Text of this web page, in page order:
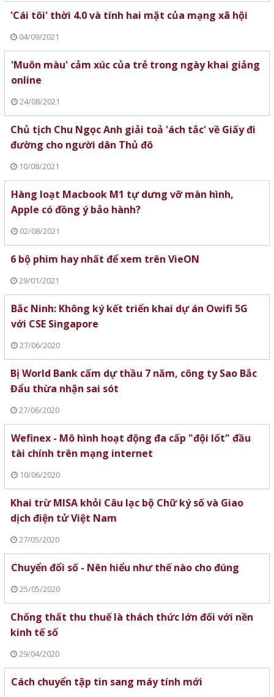
'Cái tôi' thời 4.0 và tính hai mặt của mạng xã hội
04/09/2021
'Muôn màu' cảm xúc của trẻ trong ngày khai giảng
online
24/08/2021
Chủ tịch Chu Ngọc Anh giải toả 'ách tắc' về Giấy đi
đường cho người dân Thủ đô
10/08/2021
Hàng loạt Macbook M1 tự dưng vỡ màn hình,
Apple có đồng ý bảo hành?
02/08/2021
6 bộ phim hay nhất để xem trên VieON
29/01/2021
Bắc Ninh: Không ký kết triển khai dự án Owifi 5G
với CSE Singapore
27/06/2020
Bị World Bank cấm dự thầu 7 năm, công ty Sao Bắc
Đẩu thừa nhận sai sót
27/06/2020
Wefinex - Mô hình hoạt động đa cấp "đội lốt" đầu
tài chính trên mạng internet
10/06/2020
Khai trừ MISA khỏi Câu lạc bộ Chữ ký số và Giao
dịch điện tử Việt Nam
27/05/2020
Chuyển đổi số - Nên hiểu như thế nào cho đúng
25/05/2020
Chống thất thu thuế là thách thức lớn đối với nền
kinh tế số
29/04/2020
Cách chuyển tập tin sang máy tính mới